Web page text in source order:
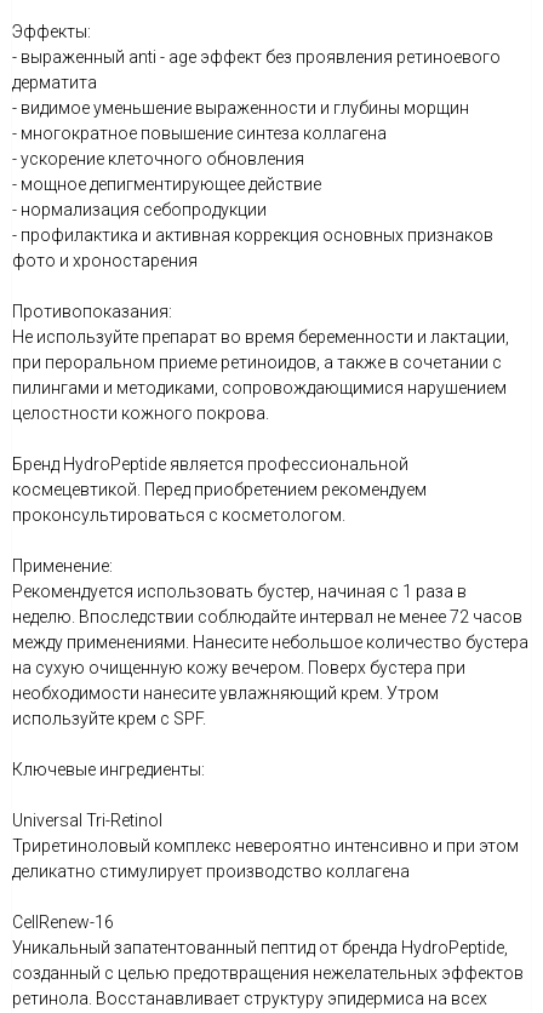
Эффекты:
- выраженный anti - age эффект без проявления ретиноевого
дерматита
- видимое уменьшение выраженности и глубины морщин
- многократное повышение синтеза коллагена
- ускорение клеточного обновления
- мощное депигментирующее действие
- нормализация себопродукции
- профилактика и активная коррекция основных признаков
фото и хроностарения
Противопоказания:
Не используйте препарат во время беременности и лактации,
при пероральном приеме ретиноидов, а также в сочетании с
пилингами и методиками, сопровождающимися нарушением
целостности кожного покрова.
Бренд HydroPeptide является профессиональной
космецевтикой. Перед приобретением рекомендуем
проконсультироваться с косметологом.
Применение:
Рекомендуется использовать бустер, начиная с 1 раза в
неделю. Впоследствии соблюдайте интервал не менее 72 часов
между применениями. Нанесите небольшое количество бустера
на сухую очищенную кожу вечером. Поверх бустера при
необходимости нанесите увлажняющий крем. Утром
используйте крем с SPF.
Ключевые ингредиенты:
Universal Tri-Retinol
Триретиноловый комплекс невероятно интенсивно и при этом
деликатно стимулирует производство коллагена
CellRenew-16
Уникальный запатентованный пептид от бренда HydroPeptide,
созданный с целью предотвращения нежелательных эффектов
ретинола. Восстанавливает структуру эпидермиса на всех